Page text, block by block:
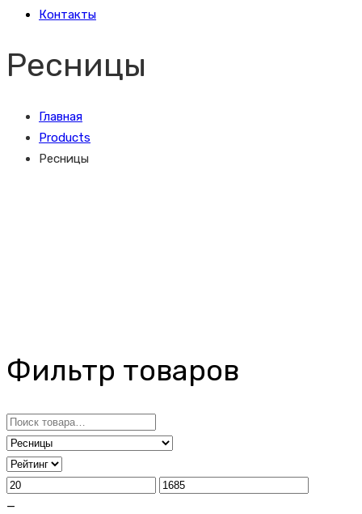
Контакты
Ресницы
Главная
Products
Ресницы
Фильтр товаров
Search
for:
—